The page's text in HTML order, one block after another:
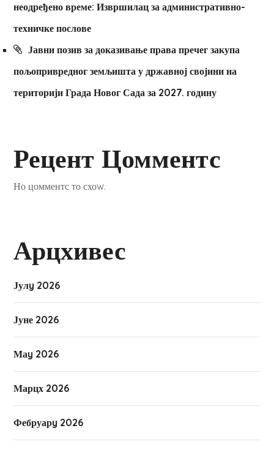
неодређено време: Извршилац за административно-
техничке послове
Јавни позив за доказивање права пречег закупа
пољопривредног земљишта у државној својини на
територији Града Новог Сада за 2027. годину
Рецент Цомментс
Но цомментс то схоw.
Арцхивес
Јулy 2026
Јуне 2026
Маy 2026
Марцх 2026
Фебруарy 2026